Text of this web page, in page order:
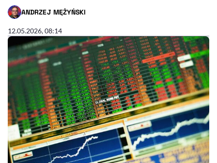
ANDRZEJ MĘŻYŃSKI
- AUTOR ARTYKUŁU - PROFIL
12.05.2026, 08:14